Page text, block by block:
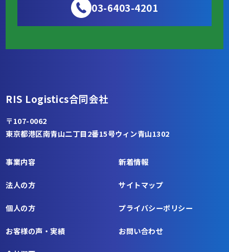
03-6403-4201
RIS Logistics合同会社
〒107-0062
東京都港区南青山二丁目2番15号ウィン青山1302
事業内容
法人の方
個人の方
お客様の声・実績
新着情報
サイトマップ
プライバシーポリシー
お問い合わせ